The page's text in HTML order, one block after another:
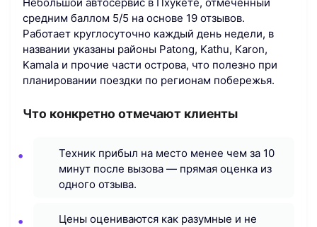
средним баллом 5/5 на основе 19 отзывов.
Работает круглосуточно каждый день недели, в
названии указаны районы Patong, Kathu, Karon,
Kamala и прочие части острова, что полезно при
планировании поездки по регионам побережья.
Что конкретно отмечают клиенты
Техник прибыл на место менее чем за 10
минут после вызова — прямая оценка из
одного отзыва.
Цены оцениваются как разумные и не